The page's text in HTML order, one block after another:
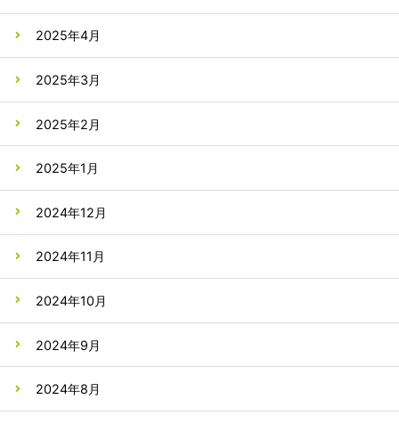
2025年4月
2025年3月
2025年2月
2025年1月
2024年12月
2024年11月
2024年10月
2024年9月
2024年8月